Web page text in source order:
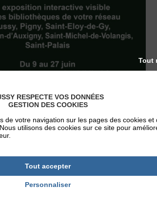
RESPECTE VOS DONNÉES
GESTION DES COOKIES
de votre navigation sur les pages des cookies et
utilisons des cookies sur ce site pour
Tout accepter
Tout
Personnaliser